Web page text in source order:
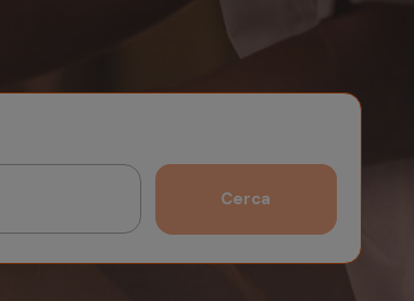
Ottobre 2026
Cerca